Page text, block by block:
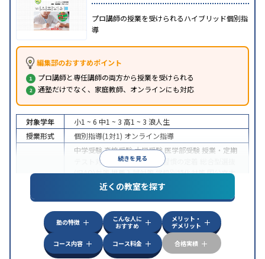
プロ講師の授業を受けられるハイブリッド個別指
導
編集部のおすすめポイント
プロ講師と専任講師の両方から授業を受けられる
通塾だけでなく、家庭教師、オンラインにも対応
続きを見る
対象学年 小1 ~ 6 中1 ~ 3 高1 ~ 3 浪人生
授業形式
個別指導(1対1) オンライン指導
中学受験高校受験大学受験 医学部受験 授業・定期
テスト対策
内申点対策 学習習慣の定着
(旧AO)対策推薦入試対策学校別特化対策国公立大
私大対策共通テスト対策
英語・英会話特化
特徴
中高一貫校生に対応授業の振替可能 不登校生に対
オンライン対応 1科目から受講可能季節講習の
みの受講可
自習室あり
近くの教室を探す
塾の特徴
こんな人に
おすすめ
メリット・
デメリット
コース内容
コース料金 合格実績